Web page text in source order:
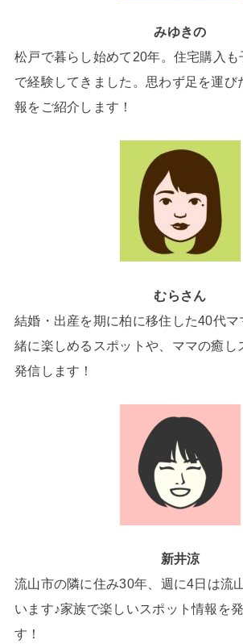
みゆきの
松戸で暮らし始めて20年。住宅購入
で経験してきました。思わず足を運び
報をご紹介します！
むらさん
結婚・出産を期に柏に移住した40代マ
緒に楽しめるスポットや、ママの癒し
発信します！
新井涼
流山市の隣に住み30年、週に4日は流
います♪家族で楽しいスポット情報を
す！